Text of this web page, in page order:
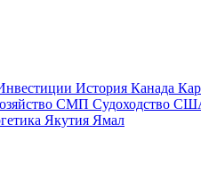
История Канада
СМП Судоходство
Якутия Ямал